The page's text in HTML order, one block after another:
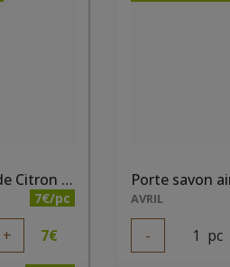
Gel douche Zeste de Citron bio 500ml
7€/pc
+ 7€
Porte savon
AVRIL
- 1 pc